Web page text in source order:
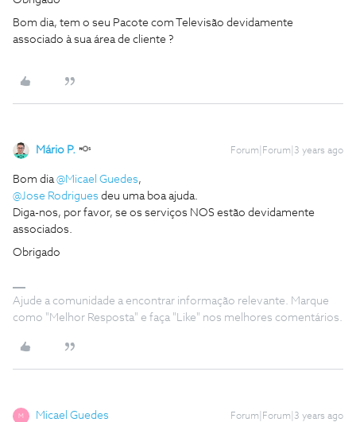
Bom dia, tem o seu Pacote com Televisão devidamente
associado à sua área de cliente ?
Mário P. Forum|Forum|3 years ago
Bom dia@Micael Guedes,
@Jose Rodrigues deu uma boa ajuda.
Diga-nos, por favor, se os serviços NOS estão devidamente
associados.
Obrigado
Ajude a comunidade a encontrar informação relevante. Marque
como "Melhor Resposta" e faça "Like" nos melhores comentários.
M Micael Guedes Forum|Forum|3 years ago